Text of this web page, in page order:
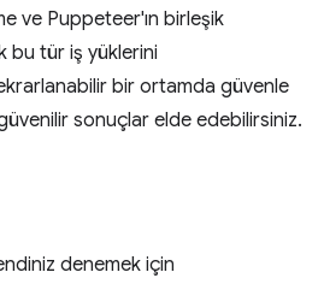
ve Puppeteer'ın birleşik
bu tür iş yüklerini
bir ortamda güvenle
sonuçlar elde edebilirsiniz.
denemek için